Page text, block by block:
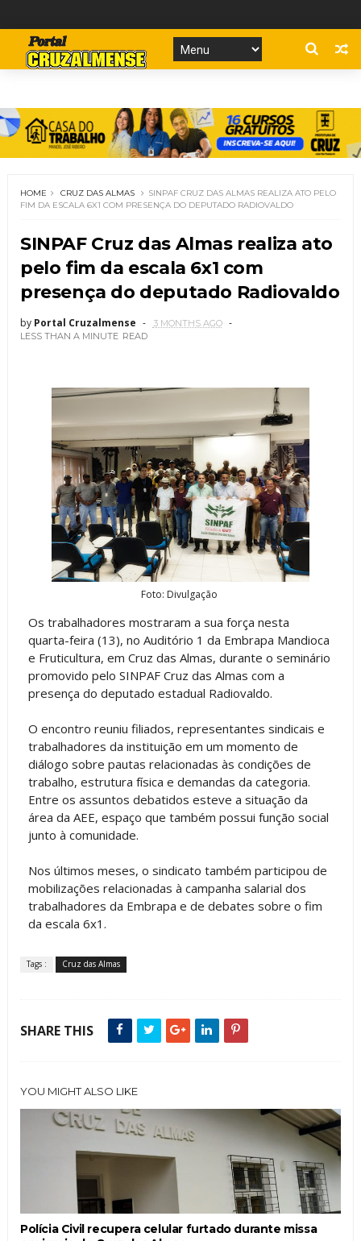
HOME CRUZ DAS ALMAS
SINPAF CRUZ DAS ALMAS REALIZA ATO PELO
FIM DA ESCALA 6X1 COM PRESENÇA DO DEPUTADO RADIOVALDO
SINPAF Cruz das Almas realiza ato
pelo fim da escala 6x1 com
presença do deputado Radiovaldo
by Portal Cruzalmense
3 MONTHS AGO
LESS THAN A MINUTE READ
Foto: Divulgação
Os trabalhadores mostraram a sua força nesta
quarta-feira (13), no Auditório 1 da Embrapa Mandioca
e Fruticultura, em Cruz das Almas, durante o seminário
promovido pelo SINPAF Cruz das Almas com a
presença do deputado estadual Radiovaldo.
O encontro reuniu filiados, representantes sindicais e
trabalhadores da instituição em um momento de
diálogo sobre pautas relacionadas às condições de
trabalho, estrutura física e demandas da categoria.
Entre os assuntos debatidos esteve a situação da
área da AEE, espaço que também possui função social
junto à comunidade.
Nos últimos meses, o sindicato também participou de
mobilizações relacionadas à campanha salarial dos
trabalhadores da Embrapa e de debates sobre o fim
da escala 6x1.
Tags : Cruz das Almas
SHARE THIS
YOU MIGHT ALSO LIKE
Polícia Civil recupera celular furtado durante missa